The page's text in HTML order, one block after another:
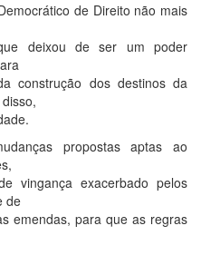
de Direito não mais
deixou de ser um poder
construção dos destinos da
propostas aptas ao
vingança exacerbado pelos
de
emendas, para que as regras